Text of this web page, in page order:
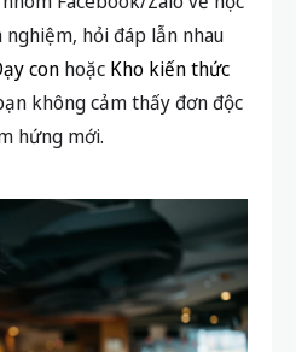
hỏi đáp lẫn nhau
con hoặc Kho kiến thức
không cảm thấy đơn độc
hứng mới.